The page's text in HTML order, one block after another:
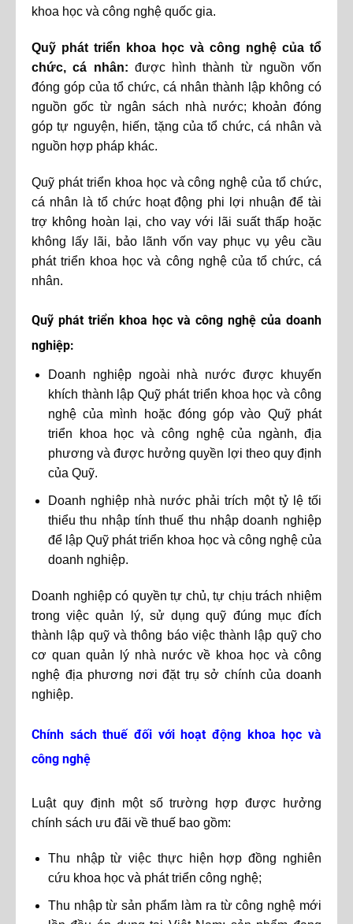
khoa học và công nghệ quốc gia.
Quỹ phát triển khoa học và công nghệ của tổ
chức, cá nhân: được hình thành từ nguồn vốn
đóng góp của tổ chức, cá nhân thành lập không có
nguồn gốc từ ngân sách nhà nước; khoản đóng
góp tự nguyện, hiến, tặng của tổ chức, cá nhân và
nguồn hợp pháp khác.
Quỹ phát triển khoa học và công nghệ của tổ chức,
cá nhân là tổ chức hoạt động phi lợi nhuận để tài
trợ không hoàn lại, cho vay với lãi suất thấp hoặc
không lấy lãi, bảo lãnh vốn vay phục vụ yêu cầu
phát triển khoa học và công nghệ của tổ chức, cá
nhân.
Quỹ phát triển khoa học và công nghệ của doanh
nghiệp:
Doanh nghiệp ngoài nhà nước được khuyến
khích thành lập Quỹ phát triển khoa học và công
nghệ của mình hoặc đóng góp vào Quỹ phát
triển khoa học và công nghệ của ngành, địa
phương và được hưởng quyền lợi theo quy định
của Quỹ.
Doanh nghiệp nhà nước phải trích một tỷ lệ tối
thiểu thu nhập tính thuế thu nhập doanh nghiệp
để lập Quỹ phát triển khoa học và công nghệ của
doanh nghiệp.
Doanh nghiệp có quyền tự chủ, tự chịu trách nhiệm
trong việc quản lý, sử dụng quỹ đúng mục đích
thành lập quỹ và thông báo việc thành lập quỹ cho
cơ quan quản lý nhà nước về khoa học và công
nghệ địa phương nơi đặt trụ sở chính của doanh
nghiệp.
Chính sách thuế đối với hoạt động khoa học và
công nghệ
Luật quy định một số trường hợp được hưởng
chính sách ưu đãi về thuế bao gồm:
Thu nhập từ việc thực hiện hợp đồng nghiên
cứu khoa học và phát triển công nghệ;
Thu nhập từ sản phẩm làm ra từ công nghệ mới